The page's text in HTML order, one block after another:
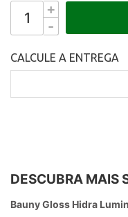
+
-
DESCUBRA MAIS
Bauny Gloss Hidra